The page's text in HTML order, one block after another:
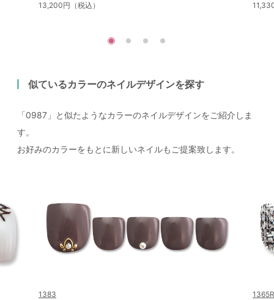
13,200円（税込）
似ているカラーのネイルデザインを探す
「0987」と似たようなカラーのネイルデザインをご紹介しま
す。
お好みのカラーをもとに新しいネイルもご提案致します。
1383 1365R